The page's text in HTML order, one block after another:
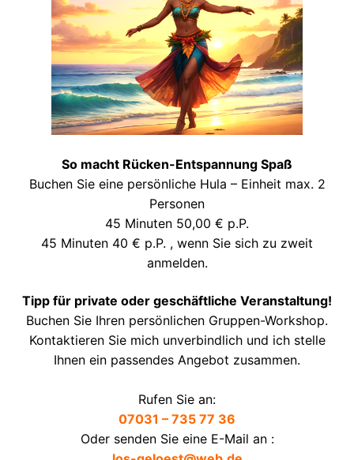
So macht Rücken-Entspannung Spaß
Buchen Sie eine persönliche Hula – Einheit max. 2
Personen
45 Minuten 50,00 € p.P.
45 Minuten 40 € p.P. , wenn Sie sich zu zweit
anmelden.
Tipp für private oder geschäftliche Veranstaltung!
Buchen Sie Ihren persönlichen Gruppen-Workshop.
Kontaktieren Sie mich unverbindlich und ich stelle
Ihnen ein passendes Angebot zusammen.
Rufen Sie an:
07031 – 735 77 36
Oder senden Sie eine E-Mail an :